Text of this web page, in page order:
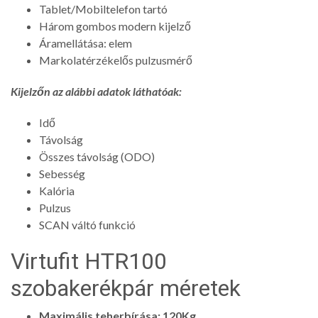
Tablet/Mobiltelefon tartó
Három gombos modern kijelző
Áramellátása: elem
Markolatérzékelős pulzusmérő
Kijelzőn az alábbi adatok láthatóak:
Idő
Távolság
Összes távolság (ODO)
Sebesség
Kalória
Pulzus
SCAN váltó funkció
Virtufit HTR100
szobakerékpár méretek